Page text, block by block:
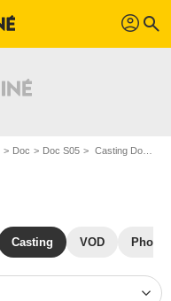
profil search
Doc Doc S05 Casting Doc S05
Casting VOD Photos